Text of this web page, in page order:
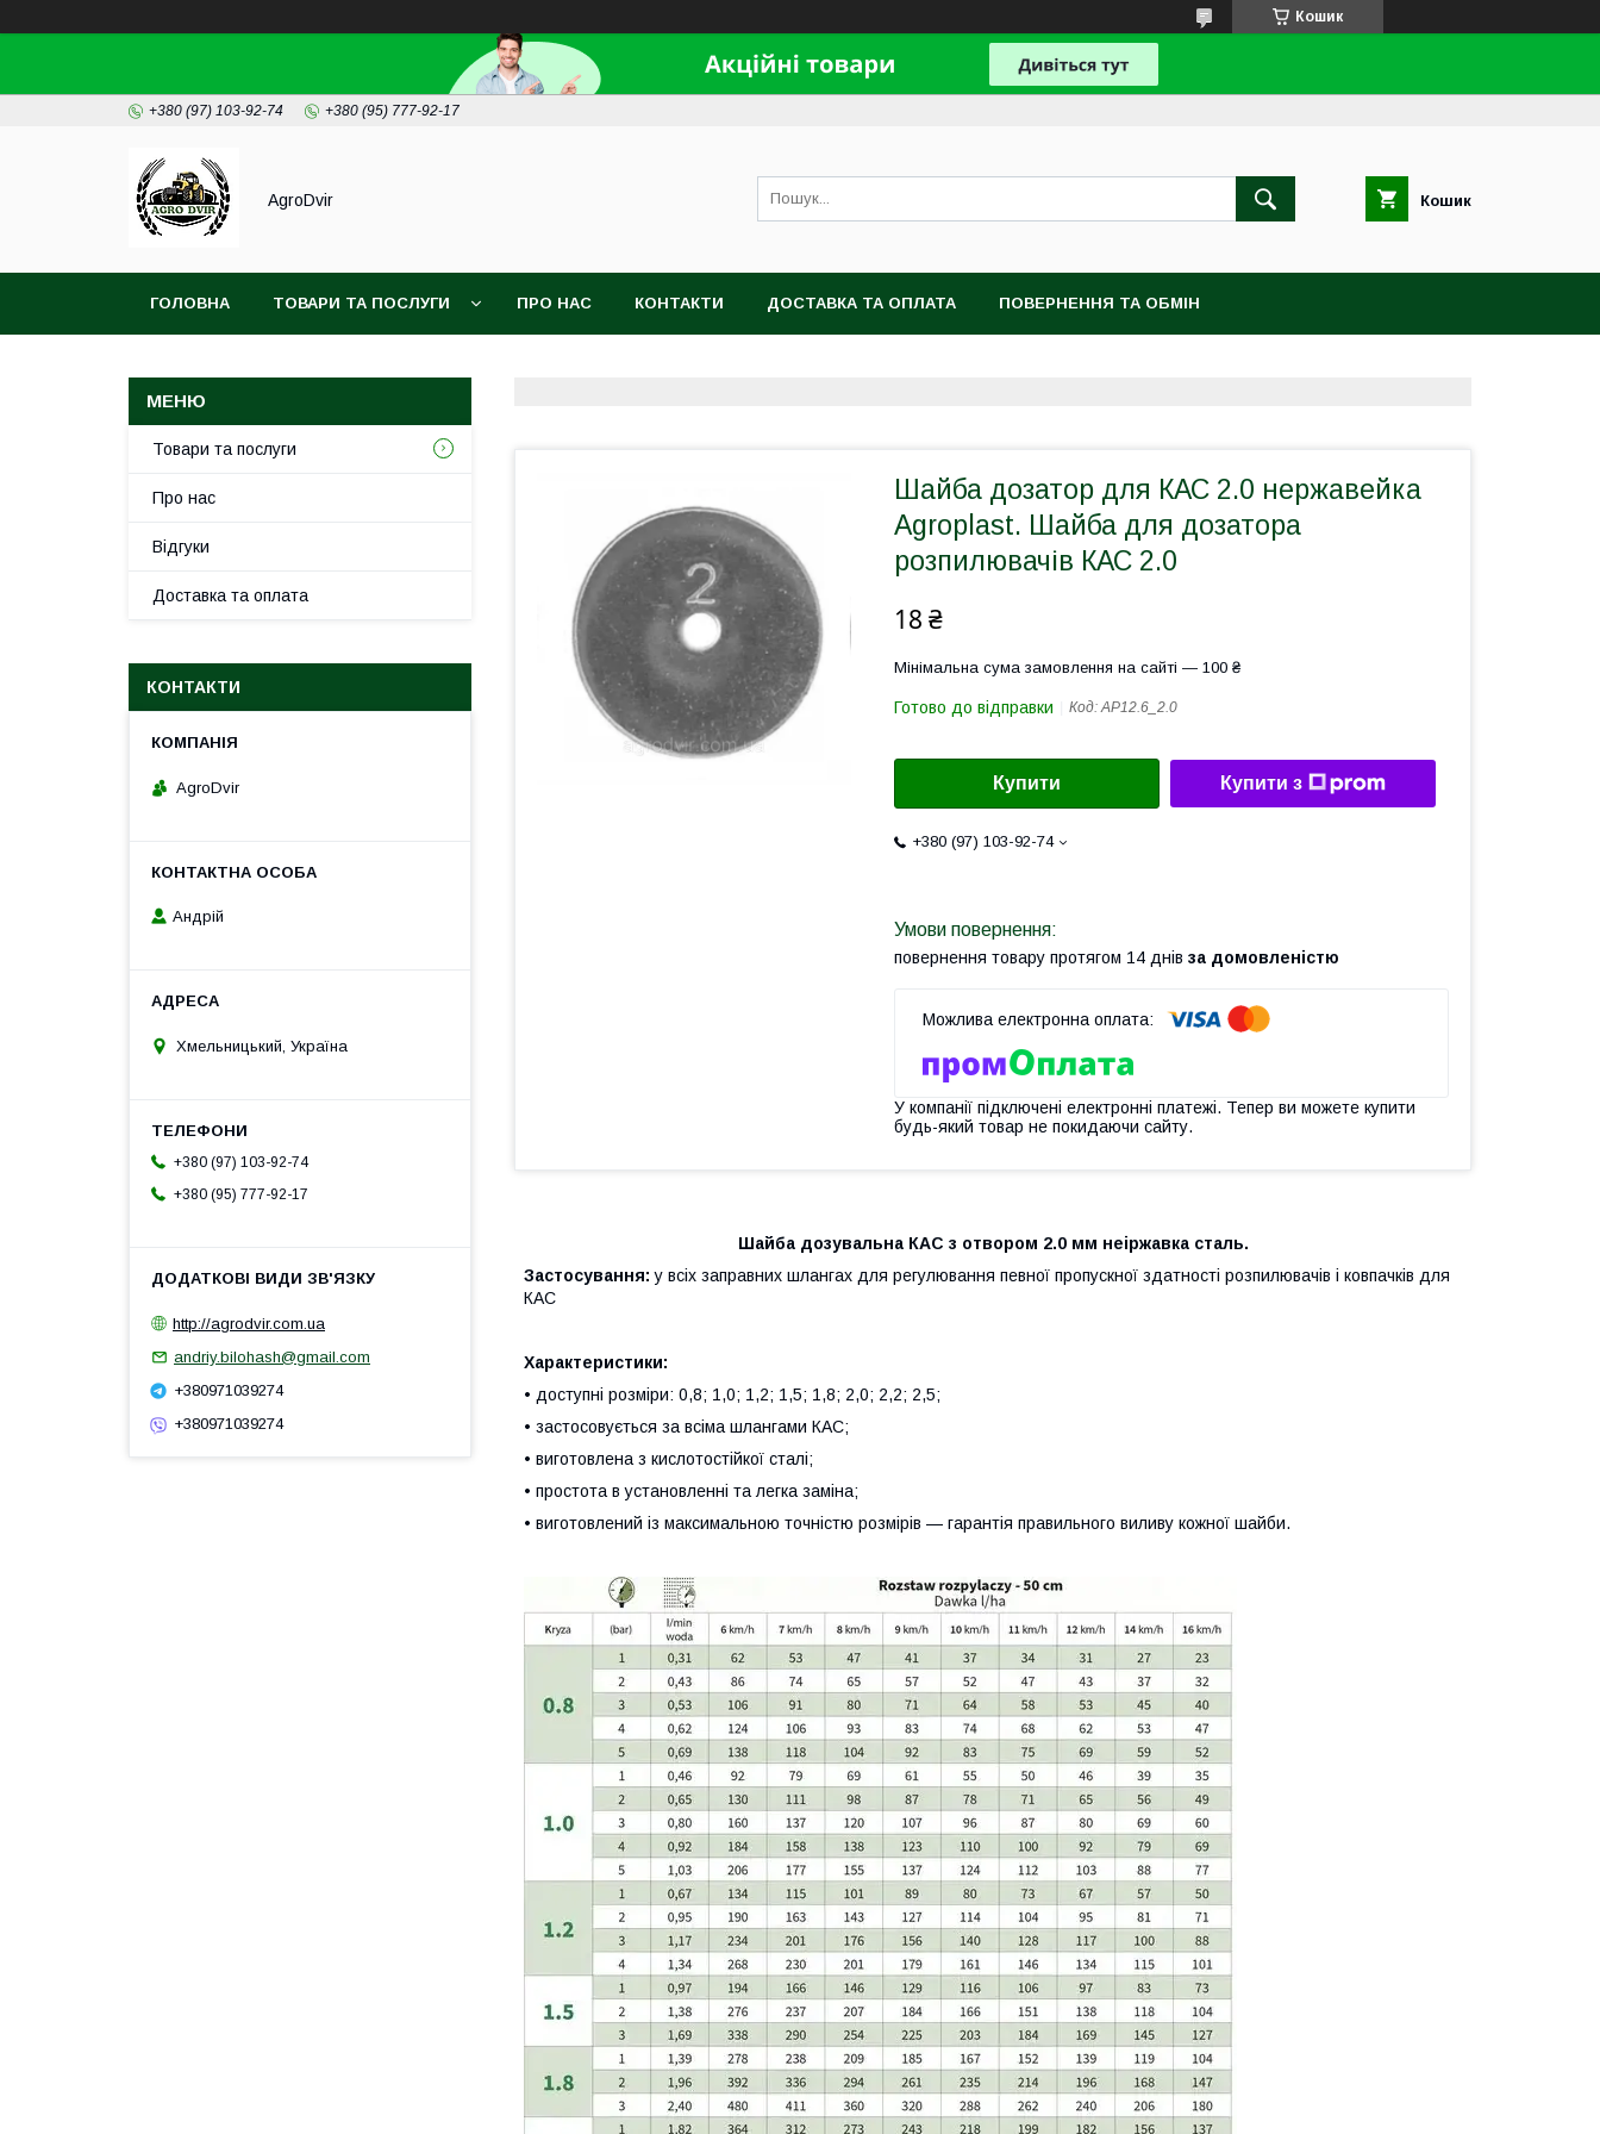
Кошик
+380 (97) 103-92-74 +380 (95) 777-92-17
AgroDvir Кошик
ГОЛОВНА ТОВАРИ ТА ПОСЛУГИ ПРО НАС КОНТАКТИ ДОСТАВКА ТА ОПЛАТА ПОВЕРНЕННЯ ТА ОБМІН
Шайба дозатор для КАС 2.0 нержавейка
Agroplast. Шайба для дозатора
розпилювачів КАС 2.0
18 ₴
Мінімальна сума замовлення на сайті — 100 ₴
Готово до відправки Код:AP12.6_2.0
Купити Купити з
+380 (97) 103-92-74
повернення товару протягом 14 днів за домовленістю
У компанії підключені електронні платежі. Тепер ви можете купити
будь-який товар не покидаючи сайту.
Шайба дозувальна КАС з отвором 2.0 мм неіржавка сталь.
Застосування: у всіх заправних шлангах для регулювання певної пропускної здатності розпилювачів і ковпачків для
КАС
Характеристики:
• доступні розміри: 0,8; 1,0; 1,2; 1,5; 1,8; 2,0; 2,2; 2,5;
• застосовується за всіма шлангами КАС;
• виготовлена з кислотостійкої сталі;
• простота в установленні та легка заміна;
• виготовлений із максимальною точністю розмірів — гарантія правильного виливу кожної шайби.
Товари та послуги
Про нас
Відгуки
Доставка та оплата
КОНТАКТИ
AgroDvir
Андрій
Хмельницький, Україна
+380 (97) 103-92-74
+380 (95) 777-92-17
http://agrodvir.com.ua
andriy.bilohash@gmail.com
+380971039274
+380971039274